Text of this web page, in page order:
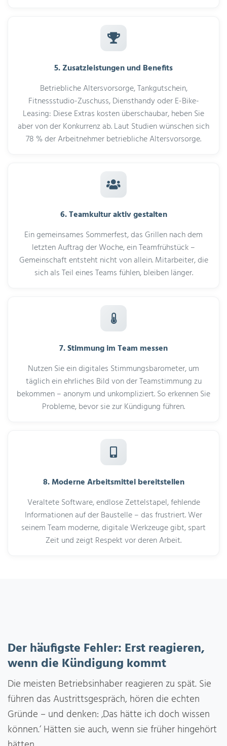
5. Zusatzleistungen und Benefits
Betriebliche Altersvorsorge, Tankgutschein,
Fitnessstudio-Zuschuss, Diensthandy oder E-Bike-
Leasing: Diese Extras kosten überschaubar, heben Sie
aber von der Konkurrenz ab. Laut Studien wünschen sich
78 % der Arbeitnehmer betriebliche Altersvorsorge.
6. Teamkultur aktiv gestalten
Ein gemeinsames Sommerfest, das Grillen nach dem
letzten Auftrag der Woche, ein Teamfrühstück –
Gemeinschaft entsteht nicht von allein. Mitarbeiter, die
sich als Teil eines Teams fühlen, bleiben länger.
7. Stimmung im Team messen
Nutzen Sie ein digitales Stimmungsbarometer, um
täglich ein ehrliches Bild von der Teamstimmung zu
bekommen – anonym und unkompliziert. So erkennen Sie
Probleme, bevor sie zur Kündigung führen.
8. Moderne Arbeitsmittel bereitstellen
Veraltete Software, endlose Zettelstapel, fehlende
Informationen auf der Baustelle – das frustriert. Wer
seinem Team moderne, digitale Werkzeuge gibt, spart
Zeit und zeigt Respekt vor deren Arbeit.
Der häufigste Fehler: Erst reagieren,
wenn die Kündigung kommt
Die meisten Betriebsinhaber reagieren zu spät. Sie
führen das Austrittsgespräch, hören die echten
Gründe – und denken: ‚Das hätte ich doch wissen
können.‘ Hätten sie auch, wenn sie früher hingehört